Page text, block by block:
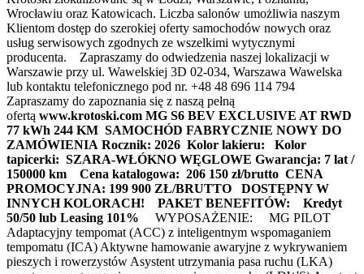
Wrocławiu oraz Katowicach. Liczba salonów umożliwia naszym
Klientom dostęp do szerokiej oferty samochodów nowych oraz
usług serwisowych zgodnych ze wszelkimi wytycznymi
producenta. Zapraszamy do odwiedzenia naszej lokalizacji w
Warszawie przy ul. Wawelskiej 3D 02-034, Warszawa Wawelska
lub kontaktu telefonicznego pod nr. +48 48 696 114 794
Zapraszamy do zapoznania się z naszą pełną
ofertą www.krotoski.com MG S6 BEV EXCLUSIVE AT RWD
77 kWh 244 KM SAMOCHÓD FABRYCZNIE NOWY DO
ZAMÓWIENIA Rocznik: 2026 Kolor lakieru:
Kolor
tapicerki: SZARA-WŁÓKNO WĘGLOWE Gwarancja: 7 lat /
150000 km
Cena katalogowa: 206 150 zł/brutto CENA
PROMOCYJNA: 199 900 ZŁ/BRUTTO
DOSTĘPNY W
INNYCH KOLORACH!
PAKET BENEFITÓW:
Kredyt
50/50 lub Leasing 101% WYPOSAŻENIE: MG PILOT
Adaptacyjny tempomat (ACC) z inteligentnym wspomaganiem
tempomatu (ICA) Aktywne hamowanie awaryjne z wykrywaniem
pieszych i rowerzystów Asystent utrzymania pasa ruchu (LKA)